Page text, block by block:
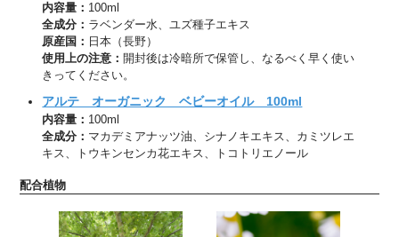
内容量： 100ml
全成分： ラベンダー水、ユズ種子エキス
原産国： 日本（長野）
使用上の注意： 開封後は冷暗所で保管し、なるべく早く使い
きってください。
アルテ オーガニック ベビーオイル 100ml
内容量： 100ml
全成分： マカデミアナッツ油、シナノキエキス、カミツレエ
キス、トウキンセンカ花エキス、トコトリエノール
配合植物